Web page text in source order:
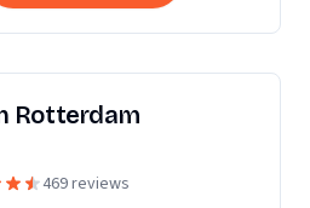
Rotterdam
469 reviews